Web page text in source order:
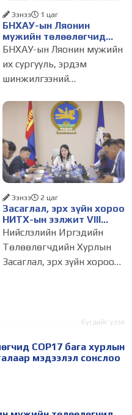
БНХАУ-ын Ляонин
мужийн төлөөлөгчид
НИТХ-ын үйл
танилцлаа
Ээнээ 1 цаг
БНХАУ-ын Ляонин мужийн
их сургууль, эрдэм
шинжилгээний
судлаач, оюутнууд болон
залуу бизнес эрхлэгчдийн
төлөөлөгчид Монгол
Улсад хийж буй танилцах
айлчлалынхаа хүрээнд
Засаглал, эрх зүйн хороо
НИТХ-ын ээлжит VIII
хуралдаанаар хэлэлцэх
асуудлуудыг дэмжлээ
Ээнээ 2 цаг
Нийслэлийн Иргэдийн
Төлөөлөгчдийн Хурлын
Засаглал, эрх зүйн хороо
НИТХ-ын ээлжит VIII
Бүгдийг үзэх
COP17 бага хурлын
мэдээлэл сонслоо